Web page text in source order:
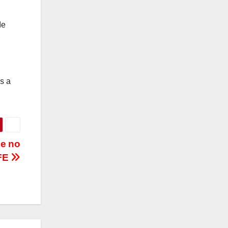
a
no